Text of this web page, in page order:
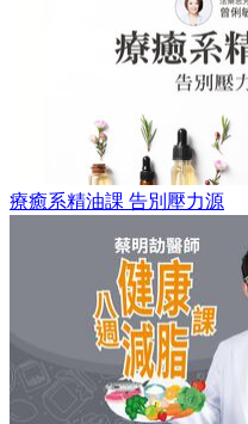
療癒系精油課 告別壓力源